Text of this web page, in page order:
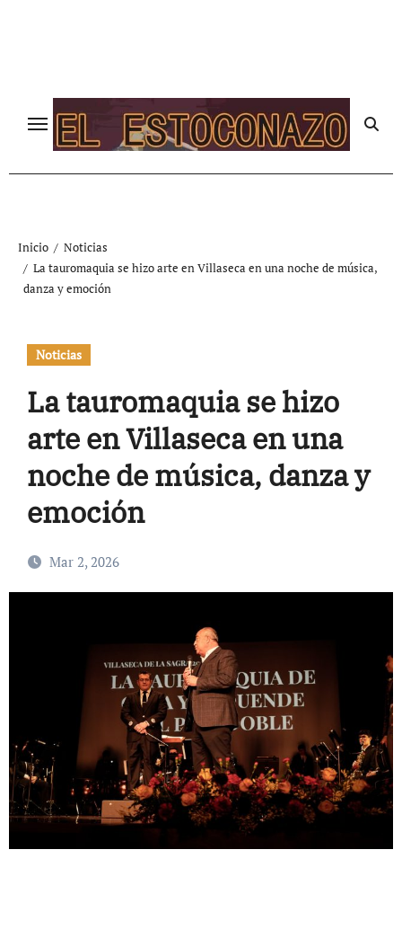
Inicio
Noticias
La tauromaquia se hizo arte en Villaseca en una noche de música,
danza y emoción
Noticias
La tauromaquia se hizo
arte en Villaseca en una
noche de música, danza y
emoción
Mar 2, 2026